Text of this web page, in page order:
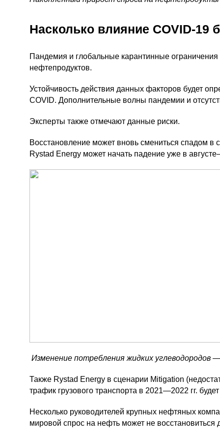
Насколько влияние COVID-19
Пандемия и глобальные карантинные
нефтепродуктов.
Устойчивость действия данных факторов будет
COVID. Дополнительные волны пандемии и
Эксперты также отмечают данные риски.
Восстановление может вновь смениться спадом
Rystad Energy может начать падение уже в
Изменение потребления жидких углеводородов
Также Rystad Energy в сценарии Mitigation
трафик грузового транспорта в 2021—2022 гг.
Несколько руководителей крупных нефтяных
мировой спрос на нефть может не восстановиться